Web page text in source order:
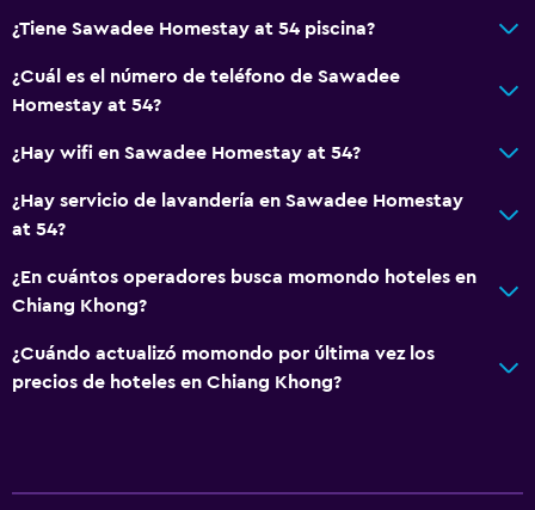
¿Tiene Sawadee Homestay at 54 piscina?
¿Cuál es el número de teléfono de Sawadee
Homestay at 54?
¿Hay wifi en Sawadee Homestay at 54?
¿Hay servicio de lavandería en Sawadee Homestay
at 54?
¿En cuántos operadores busca momondo hoteles en
Chiang Khong?
¿Cuándo actualizó momondo por última vez los
precios de hoteles en Chiang Khong?